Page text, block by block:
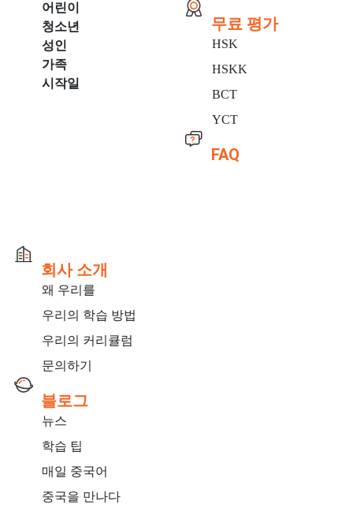
어린이
청소년
성인
가족
시작일
무료 평가
HSK
HSKK
BCT
YCT
FAQ
회사 소개
왜 우리를
우리의 학습 방법
우리의 커리큘럼
문의하기
블로그
​뉴스
학습 팁
매일 중국어
중국을 만나다